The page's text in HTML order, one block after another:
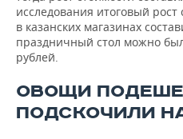
исследования итоговый
в казанских магазинах
праздничный стол можно
рублей.
ОВОЩИ
ПОДСКОЧИЛИ